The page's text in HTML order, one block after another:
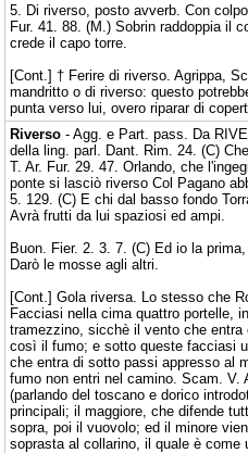
5. Di riverso, posto avverb. Con
Fur. 41. 88. (M.) Sobrin raddoppia il
crede il capo torre.
[Cont.] † Ferire di riverso. Agrippa,
mandritto o di riverso: questo
punta verso lui, overo riparar di
Riverso - Agg. e Part. pass. Da
della ling. parl. Dant. Rim. 24. (C)
T. Ar. Fur. 29. 47. Orlando, che
ponte si lasciò riverso Col Pagano
5. 129. (C) E chi dal basso fondo
Avrà frutti da lui spaziosi ed ampi.
Buon. Fier. 2. 3. 7. (C) Ed io la
Darò le mosse agli altri.
[Cont.] Gola riversa. Lo stesso che
Facciasi nella cima quattro portelle,
tramezzino, sicchè il vento che
così il fumo; e sotto queste facciasi
che entra di sotto passi appresso al
fumo non entri nel camino. Scam. V.
(parlando del toscano e dorico
principali; il maggiore, che difende
sopra, poi il vuovolo; ed il minore
soprasta al collarino, il quale è come